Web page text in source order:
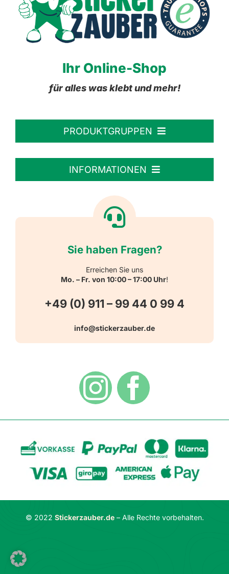
Ihr Online-Shop
für alles was klebt und mehr!
PRODUKTGRUPPEN
Personalisierte Aufkleber
Reflektierende Aufkleber
Warn-, Gebots-, Verbots- und
Hinweisaufkleber
INFORMATIONEN
Versandarten
Widerrufsbelehrung
AGB
Datenschutzerklärung
Sie haben Fragen?
Erreichen Sie uns
Mo. – Fr. von 10:00 – 17:00 Uhr!
+49 (0) 911 – 99 44 0 99 4
info@stickerzauber.de
© 2022 Stickerzauber.de– Alle Rechte vorbehalten.